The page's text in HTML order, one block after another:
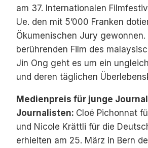
am 37. Internationalen
Ue. den mit 5’000 Franken
Ökumenischen Jury gewonnen.
berührenden Film des
Jin Ong geht es um ein
und deren täglichen
Medienpreis für junge
Journalisten: Cloé Pichonnat
und Nicole Krättli für die
erhielten am 25. März in Bern